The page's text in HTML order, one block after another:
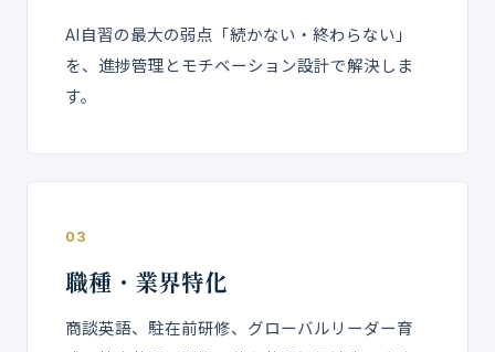
AI自習の最大の弱点「続かない・終わらない」
を、進捗管理とモチベーション設計で解決しま
す。
03
職種・業界特化
商談英語、駐在前研修、グローバルリーダー育